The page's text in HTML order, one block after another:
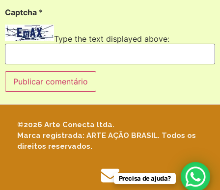
Captcha *
Type the text displayed above:
©2026 Arte Conecta ltda.
Marca registrada: ARTE AÇÃO BRASIL. Todos os
direitos reservados.
Precisa de ajuda?